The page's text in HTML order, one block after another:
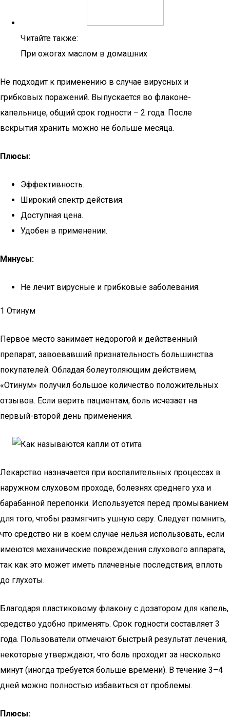
Читайте также:
При ожогах маслом в домашних
Не подходит к применению в случае вирусных и
грибковых поражений. Выпускается во флаконе-
капельнице, общий срок годности – 2 года. После
вскрытия хранить можно не больше месяца.
Плюсы:
Эффективность.
Широкий спектр действия.
Доступная цена.
Удобен в применении.
Минусы:
Не лечит вирусные и грибковые заболевания.
1 Отинум
Первое место занимает недорогой и действенный
препарат, завоевавший признательность большинства
покупателей. Обладая болеутоляющим действием,
«Отинум» получил большое количество положительных
отзывов. Если верить пациентам, боль исчезает на
первый-второй день применения.
Лекарство назначается при воспалительных процессах в
наружном слуховом проходе, болезнях среднего уха и
барабанной перепонки. Используется перед промыванием
для того, чтобы размягчить ушную серу. Следует помнить,
что средство ни в коем случае нельзя использовать, если
имеются механические повреждения слухового аппарата,
так как это может иметь плачевные последствия, вплоть
до глухоты.
Благодаря пластиковому флакону с дозатором для капель,
средство удобно применять. Срок годности составляет 3
года. Пользователи отмечают быстрый результат лечения,
некоторые утверждают, что боль проходит за несколько
минут (иногда требуется больше времени). В течение 3–4
дней можно полностью избавиться от проблемы.
Плюсы: